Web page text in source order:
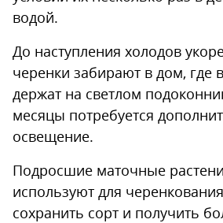
водой.
До наступления холодов
черенки забирают в дом, где
держат на светлом
месяцы потребуется
освещение.
Подросшие маточные
используют для
сохранить сорт и получить